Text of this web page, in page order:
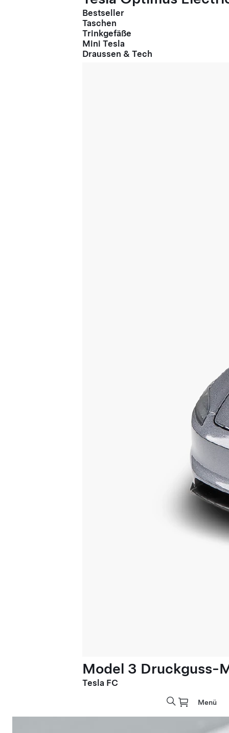
Bestseller
Taschen
Trinkgefäße
Mini Tesla
Draussen & Tech
Model 3 Druckguss-
Tesla FC
Menü